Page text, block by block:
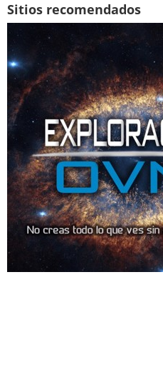
Sitios recomendados